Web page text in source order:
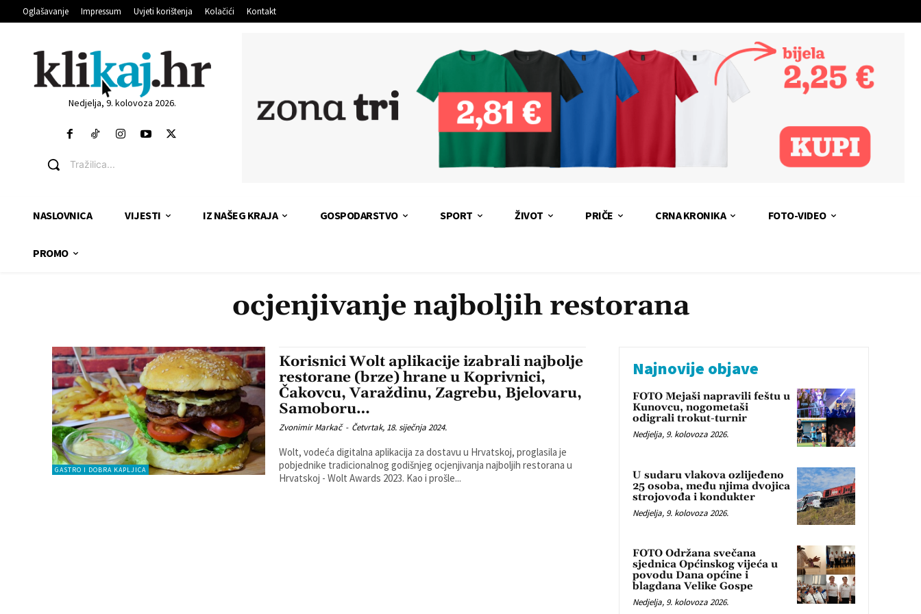
Oglašavanje Impressum Uvjeti korištenja Kolačići Kontakt
Nedjelja, 9. kolovoza 2026.
Tražilica...
NASLOVNICA VIJESTI IZ NAŠEG KRAJA GOSPODARSTVO SPORT ŽIVOT PRIČE CRNA KRONIKA FOTO-VIDEO
PROMO
ocjenjivanje najboljih restorana
GASTRO I DOBRA KAPLJICA
Korisnici Wolt aplikacije izabrali najbolje
restorane (brze) hrane u Koprivnici,
Čakovcu, Varaždinu, Zagrebu, Bjelovaru,
Samoboru…
Zvonimir Markač - Četvrtak, 18. siječnja 2024.
Wolt, vodeća digitalna aplikacija za dostavu u Hrvatskoj, proglasila je
pobjednike tradicionalnog godišnjeg ocjenjivanja najboljih restorana u
Hrvatskoj - Wolt Awards 2023. Kao i prošle...
Najnovije objave
FOTO Mejaši napravili feštu u
Kunovcu, nogometaši
odigrali trokut-turnir
Nedjelja, 9. kolovoza 2026.
U sudaru vlakova ozlijeđeno
25 osoba, među njima dvojica
strojovođa i kondukter
Nedjelja, 9. kolovoza 2026.
FOTO Održana svečana
sjednica Općinskog vijeća u
povodu Dana općine i
blagdana Velike Gospe
Nedjelja, 9. kolovoza 2026.